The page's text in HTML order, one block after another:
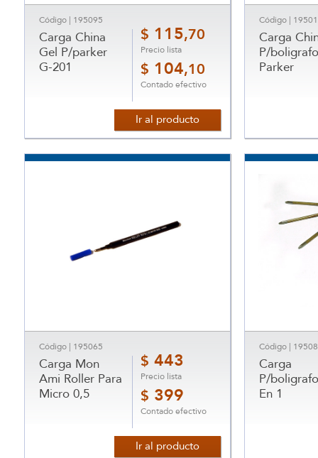
Código | 195095
Carga China
Gel P/parker
G-201
$ 115,70
Precio lista
$ 104,10
Contado efectivo
Ir al producto
Código |
Carga
P/boligrafo
Parker
Código | 195065
Carga Mon
Ami Roller Para
Micro 0,5
$ 443
Precio lista
$ 399
Contado efectivo
Ir al producto
Código |
Carga
P/
En 1